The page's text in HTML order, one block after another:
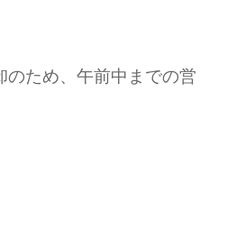
のため、午前中までの営